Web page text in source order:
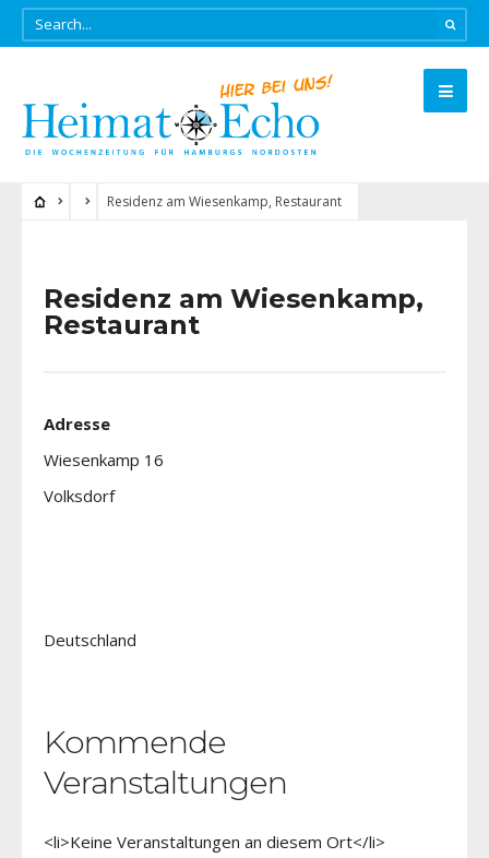
Residenz am Wiesenkamp, Restaurant
Residenz am Wiesenkamp,
Restaurant
Adresse
Wiesenkamp 16
Volksdorf
Deutschland
Kommende
Veranstaltungen
<li>Keine Veranstaltungen an diesem Ort</li>